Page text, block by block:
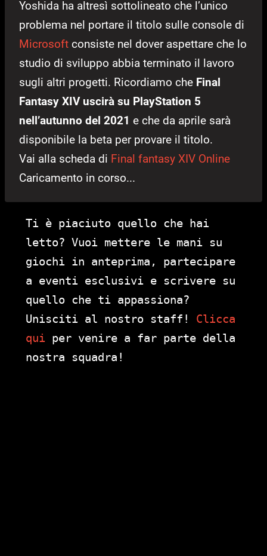
Yoshida ha altresì sottolineato che l’unico
problema nel portare il titolo sulle console di
Microsoft consiste nel dover aspettare che lo
studio di sviluppo abbia terminato il lavoro
sugli altri progetti. Ricordiamo che Final
Fantasy XIV uscirà su PlayStation 5
nell’autunno del 2021 e che da aprile sarà
disponibile la beta per provare il titolo.
Vai alla scheda di Final fantasy XIV Online
Caricamento in corso...
Ti è piaciuto quello che hai
letto? Vuoi mettere le mani su
giochi in anteprima, partecipare
a eventi esclusivi e scrivere su
quello che ti appassiona?
Unisciti al nostro staff! Clicca
qui per venire a far parte della
nostra squadra!